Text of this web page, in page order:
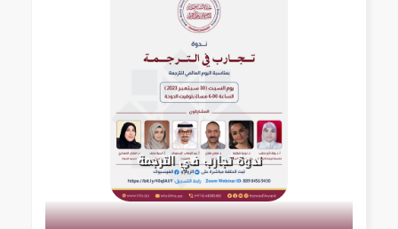
ندوة تجارب في الترجمة